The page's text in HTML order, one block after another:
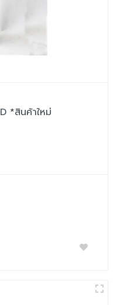
*สินค้าใหม่